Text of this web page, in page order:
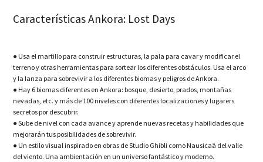
Características Ankora: Lost Days
● Usa el martillo para construir estructuras, la pala para cavar y modificar el
terreno y otras herramientas para sortear los diferentes obstáculos. Usa el arco
y la lanza para sobrevivir a los diferentes biomas y peligros de Ankora.
● Hay 6 biomas diferentes en Ankora: bosque, desierto, prados, montañas
nevadas, etc. y más de 100 niveles con diferentes localizaciones y lugarers
secretos por descubrir.
● Sube de nivel con cada avance y aprende nuevas recetas y habilidades que
mejorarán tus posibilidades de sobrevivir.
● Un estilo visual inspirado en obras de Studio Ghibli como Nausicaä del valle
del viento. Una ambientación en un universo fantástico y moderno.